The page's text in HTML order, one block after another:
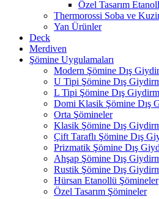
Özel Tasarım
Thermorossi Soba ve
Yan Ürünler
Deck
Merdiven
Şömine Uygulamaları
Modern Şömine Dış
U Tipi Şömine Dış
L Tipi Şömine Dış
Domi Klasik Şömine Dış
Orta Şömineler
Klasik Şömine Dış
Çift Taraflı Şömine Dış
Prizmatik Şömine Dış
Ahşap Şömine Dış
Rustik Şömine Dış
Hürsan Etanollü Şömineler
Özel Tasarım Şömineler